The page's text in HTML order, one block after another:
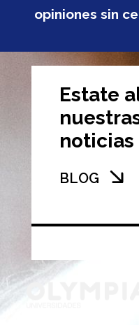
opiniones sin
Estate
noticias
BLOG